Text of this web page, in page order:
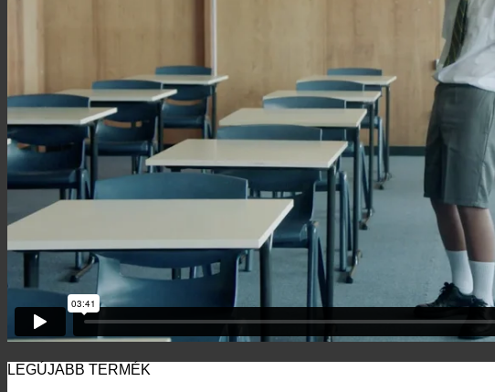
LEGÚJABB TERMÉK